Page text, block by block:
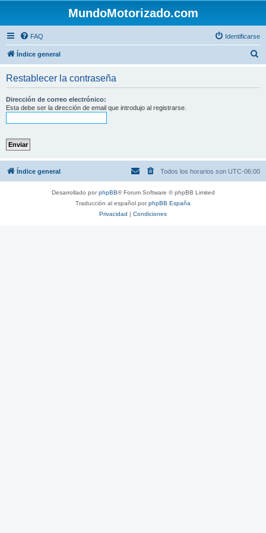
MundoMotorizado.com
FAQ Identificarse
Índice general
Restablecer la contraseña
Dirección de correo electrónico:
Esta debe ser la dirección de email que introdujo al registrarse.
Índice general Todos los horarios son UTC-06:00
Desarrollado porphpBB® Forum Software © phpBB Limited
Traducción al español porphpBB España
Privacidad | Condiciones